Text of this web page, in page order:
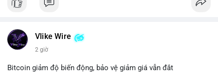
$btc
📰 Nguồn: Cointelegraph
Vlike Wire
2 giờ
Bitcoin giảm độ biến động, bảo vệ giảm giá vẫn đắt